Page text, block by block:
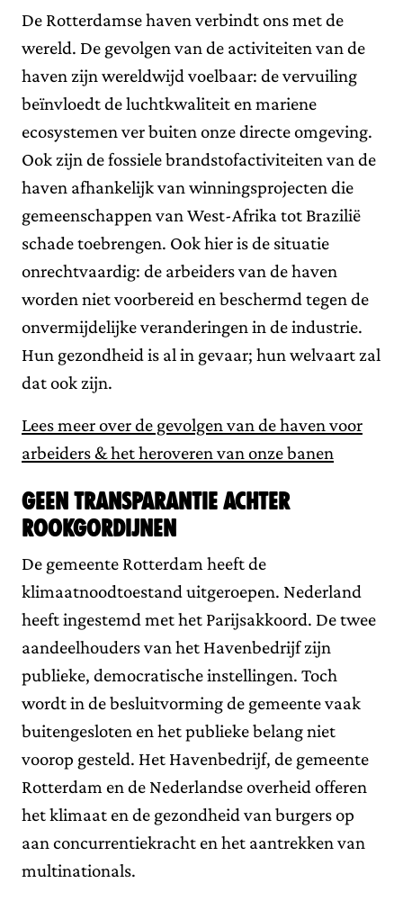
De Rotterdamse haven verbindt ons met de
wereld. De gevolgen van de activiteiten van de
haven zijn wereldwijd voelbaar: de vervuiling
beïnvloedt de luchtkwaliteit en mariene
ecosystemen ver buiten onze directe omgeving.
Ook zijn de fossiele brandstofactiviteiten van de
haven afhankelijk van winningsprojecten die
gemeenschappen van West-Afrika tot Brazilië
schade toebrengen. Ook hier is de situatie
onrechtvaardig: de arbeiders van de haven
worden niet voorbereid en beschermd tegen de
onvermijdelijke veranderingen in de industrie.
Hun gezondheid is al in gevaar; hun welvaart zal
dat ook zijn.
Lees meer over de gevolgen van de haven voor
arbeiders & het heroveren van onze banen
Geen transparantie achter
rookgordijnen
De gemeente Rotterdam heeft de
klimaatnoodtoestand uitgeroepen. Nederland
heeft ingestemd met het Parijsakkoord. De twee
aandeelhouders van het Havenbedrijf zijn
publieke, democratische instellingen. Toch
wordt in de besluitvorming de gemeente vaak
buitengesloten en het publieke belang niet
voorop gesteld. Het Havenbedrijf, de gemeente
Rotterdam en de Nederlandse overheid offeren
het klimaat en de gezondheid van burgers op
aan concurrentiekracht en het aantrekken van
multinationals.